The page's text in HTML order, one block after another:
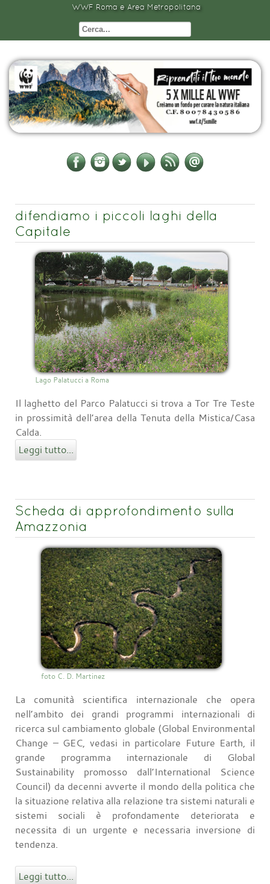
WWF Roma e Area Metropolitana
difendiamo i piccoli laghi della
Capitale
Lago Palatucci a Roma
Il laghetto del Parco Palatucci si trova a Tor Tre Teste
in prossimità dell’area della Tenuta della Mistica/Casa
Calda.
Leggi tutto...
Scheda di approfondimento sulla
Amazzonia
foto C. D. Martinez
La comunità scientifica internazionale che opera
nell’ambito dei grandi programmi internazionali di
ricerca sul cambiamento globale (Global Environmental
Change – GEC, vedasi in particolare Future Earth, il
grande programma internazionale di Global
Sustainability promosso dall’International Science
Council) da decenni avverte il mondo della politica che
la situazione relativa alla relazione tra sistemi naturali e
sistemi sociali è profondamente deteriorata e
necessita di un urgente e necessaria inversione di
tendenza.
Leggi tutto...